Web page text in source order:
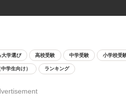
大学選び 高校受験 中学受験 小学校受
学生向け） ランキング